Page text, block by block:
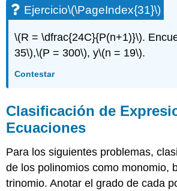
(\PageIndex{94}\)
(\PageIndex{95}\)
Ejercicio\
Ejercicio\
Ejercicio\
(\PageIndex{98}\)
Ejercicio\
Ejercicio\
(\PageIndex{100}\)
Ejercicio\
Ejercicio\(\PageIndex{31}\)
\(R = \dfrac{24C}{P(n+1)}\).
35\),\(P = 300\), y\(n = 19\).
Contestar
Clasificación de
Ecuaciones
Para los siguientes problemas,
de los polinomios como monomio,
trinomio. Anotar el grado de cada